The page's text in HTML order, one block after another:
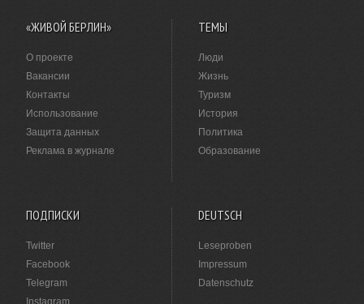
«ЖИВОЙ БЕРЛИН»
О проекте
Вакансии
Контакты
Использование
Защита данных
Реклама в журнале
ТЕМЫ
Люди
Жизнь
Туризм
История
Политика
Образование
ПОДПИСКИ
Twitter
Facebook
Telegram
DEUTSCH
Leseproben
Impressum
Datenschutz